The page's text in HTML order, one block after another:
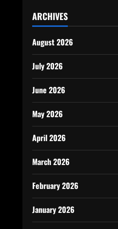
ARCHIVES
August 2026
July 2026
June 2026
May 2026
April 2026
March 2026
February 2026
January 2026